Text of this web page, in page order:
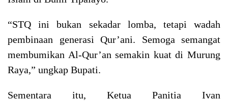
“STQ ini bukan sekadar lomba, tetapi wadah
pembinaan generasi Qur’ani. Semoga semangat
membumikan Al-Qur’an semakin kuat di Murung
Raya,” ungkap Bupati.
Sementara itu, Ketua Panitia Ivan